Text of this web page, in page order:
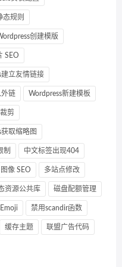
态规则
创建模版
SEO
建立友情链接
外链 Wordpress新建模板
剪
取缩略图
制 中文标签出现404
图像 SEO 多站点修改
资源公共库 磁盘配额管理
禁用scandir函数
缓存主题 联盟广告代码